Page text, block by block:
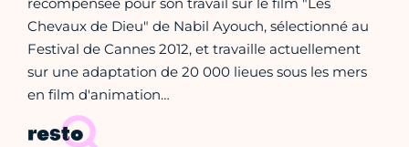
récompensée pour son travail sur le film "Les
Chevaux de Dieu" de Nabil Ayouch, sélectionné au
Festival de Cannes 2012, et travaille actuellement
sur une adaptation de 20 000 lieues sous les mers
en film d'animation…
resto